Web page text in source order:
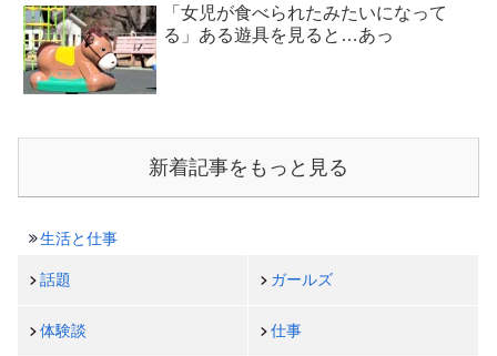
「女児が食べられたみたいになって
る」ある遊具を見ると…あっ
新着記事をもっと見る
生活と仕事
話題 ガールズ
体験談 仕事